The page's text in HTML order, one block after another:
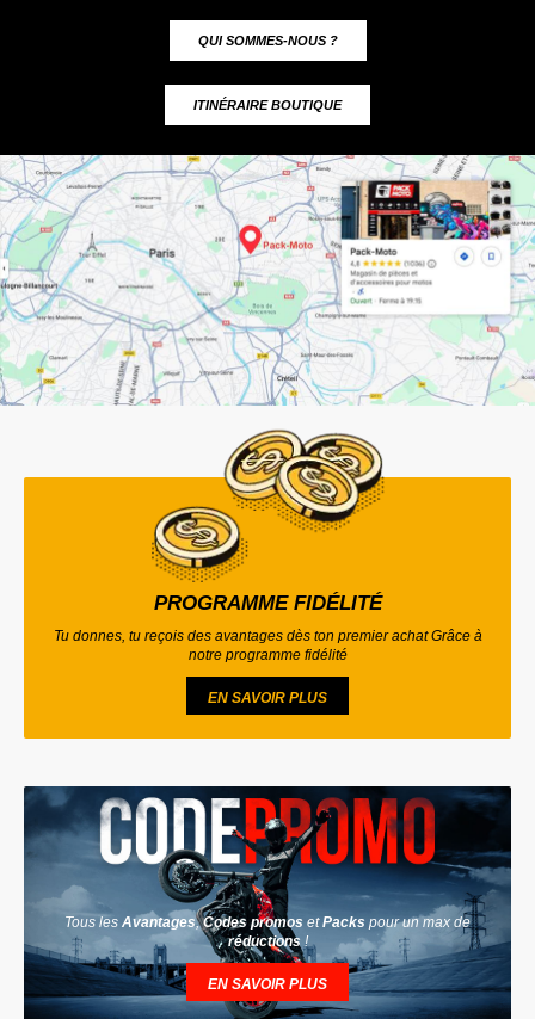
QUI SOMMES-NOUS ?
ITINÉRAIRE BOUTIQUE
PROGRAMME FIDÉLITÉ
Tu donnes, tu reçois des avantages dès ton premier achat Grâce à
notre programme fidélité
EN SAVOIR PLUS
Tous les Avantages,Codes promos etPacks pour un max de
réductions !
EN SAVOIR PLUS